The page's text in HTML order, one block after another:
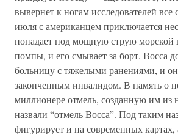
вывернет к ногам исследователей все
июля с американцем приключается
попадает под мощную струю
помпы, и его смывает за борт. Восса
больницу с тяжелыми ранениями, и
законченным инвалидом. В память о
миллионере отмель, созданную им из
назвали “отмель Восса”. Под таким
фигурирует и на современных картах,